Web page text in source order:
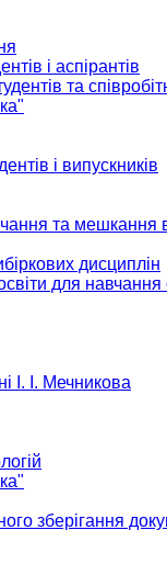
і аспірантів
та
і випускників
та мешкання
дисциплін
для
І. І. Мечникова
зберігання